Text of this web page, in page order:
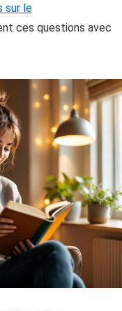
sur le
ces questions avec